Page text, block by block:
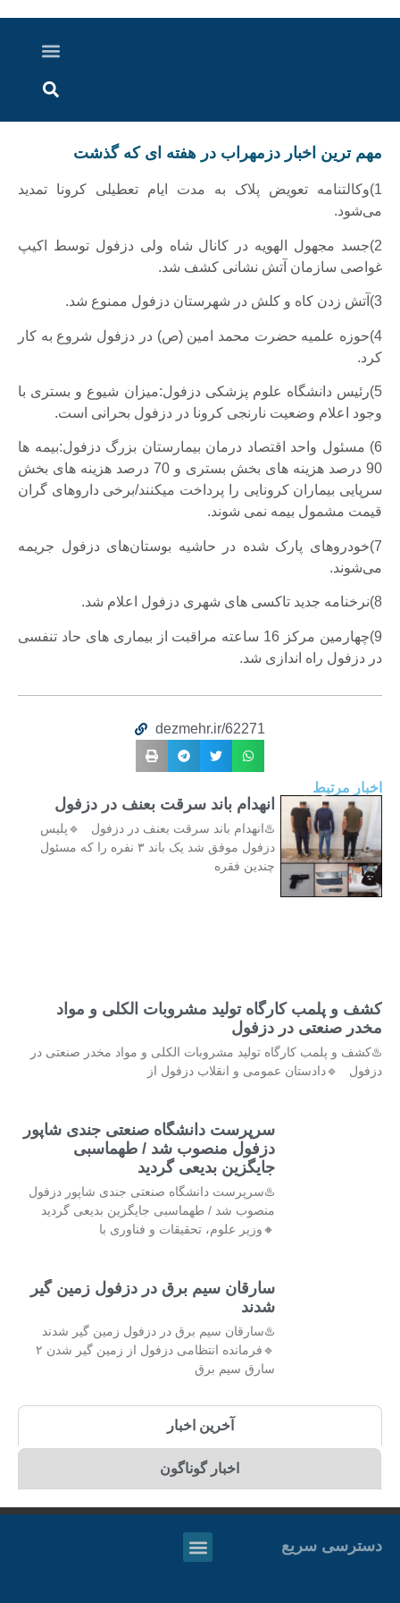
مهم ترین اخبار دزمهراب در هفته ای که گذشت
1)وکالتنامه تعویض پلاک به مدت ایام تعطیلی کرونا تمدید
می‌شود.
2)جسد مجهول الهویه در کانال شاه ولی دزفول توسط اکیپ
غواصی سازمان آتش نشانی کشف شد.
3)آتش زدن کاه و کلش در شهرستان دزفول ممنوع شد.
4)حوزه علمیه حضرت محمد امین (ص) در دزفول شروع به کار
کرد.
5)رئیس دانشگاه علوم پزشکی دزفول:میزان شیوع و بستری با
وجود اعلام وضعیت نارنجی کرونا در دزفول بحرانی است.
6) مسئول واحد اقتصاد درمان بیمارستان بزرگ دزفول:بیمه ها
90 درصد هزینه های بخش بستری و 70 درصد هزینه های بخش
سرپایی بیماران کرونایی را پرداخت میکنند/برخی داروهای گران
قیمت مشمول بیمه نمی شوند.
7)خودروهای پارک شده در حاشیه بوستان‌های دزفول جریمه
می‌شوند.
8)نرخنامه جدید تاکسی های شهری دزفول اعلام شد.
9)چهارمین مرکز 16 ساعته مراقبت از بیماری های حاد تنفسی
در دزفول راه اندازی شد.
dezmehr.ir/62271
اخبار مرتبط
انهدام باند سرقت بعنف در دزفول
♨️انهدام باند سرقت بعنف در دزفول 🔹پلیس
دزفول موفق شد یک باند ۳ نفره را که مسئول
چندین فقره
کشف و پلمب کارگاه تولید مشروبات الکلی و مواد
مخدر صنعتی در دزفول
♨️کشف و پلمب کارگاه تولید مشروبات الکلی و مواد مخدر صنعتی در
دزفول 🔹دادستان عمومی و انقلاب دزفول از
سرپرست دانشگاه صنعتی جندی شاپور
دزفول منصوب شد / طهماسبی
جایگزین بدیعی گردید
♨️سرپرست دانشگاه صنعتی جندی شاپور دزفول
منصوب شد / طهماسبی جایگزین بدیعی گردید
🔸وزیر علوم، تحقیقات و فناوری با
سارقان سیم برق در دزفول زمین گیر
شدند
♨️سارقان سیم برق در دزفول زمین گیر شدند
🔹فرمانده انتظامی دزفول از زمین گیر شدن ۲
سارق سیم برق
آخرین اخبار
اخبار گوناگون
دسترسی سریع